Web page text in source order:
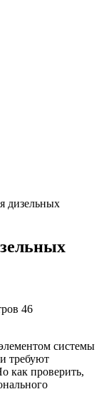
дизельных
46
системы
требуют
как проверить,